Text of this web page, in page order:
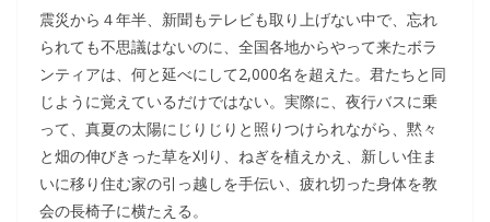
震災から４年半、新聞もテレビも取り上げない中で、忘れ
られても不思議はないのに、全国各地からやって来たボラ
ンティアは、何と延べにして2,000名を超えた。君たちと同
じように覚えているだけではない。実際に、夜行バスに乗
って、真夏の太陽にじりじりと照りつけられながら、黙々
と畑の伸びきった草を刈り、ねぎを植えかえ、新しい住ま
いに移り住む家の引っ越しを手伝い、疲れ切った身体を教
会の長椅子に横たえる。